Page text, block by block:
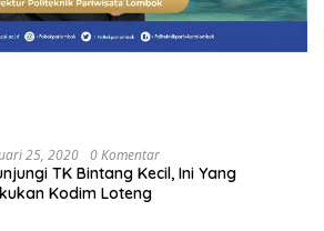
25, 2020 0 Komentar
TK Bintang Kecil, Ini Yang
Kodim Loteng